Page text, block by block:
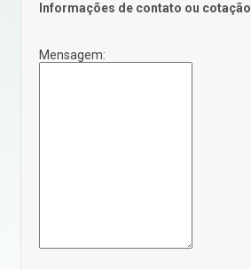
Informações de contato ou cotação
Mensagem: